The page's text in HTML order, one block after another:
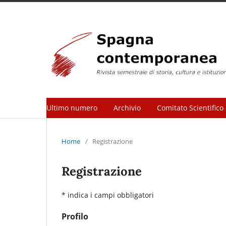
Ultimo numero Archivio Comitato
Home / Registrazione
Registrazione
* indica i campi obbligatori
Profilo